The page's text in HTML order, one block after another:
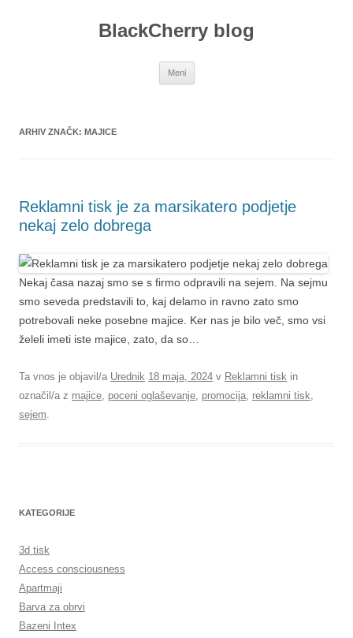
BlackCherry blog
Meni
ARHIV ZNAČK: MAJICE
Reklamni tisk je za marsikatero podjetje
nekaj zelo dobrega
Nekaj časa nazaj smo se s firmo odpravili na sejem. Na sejmu
smo seveda predstavili to, kaj delamo in ravno zato smo
potrebovali neke posebne majice. Ker nas je bilo več, smo vsi
želeli imeti iste majice, zato, da so…
Ta vnos je objavil/a Urednik 18 maja, 2024 v Reklamni tisk in
označil/a z majice, poceni oglaševanje, promocija, reklamni tisk,
sejem.
KATEGORIJE
3d tisk
Access consciousness
Apartmaji
Barva za obrvi
Bazeni Intex